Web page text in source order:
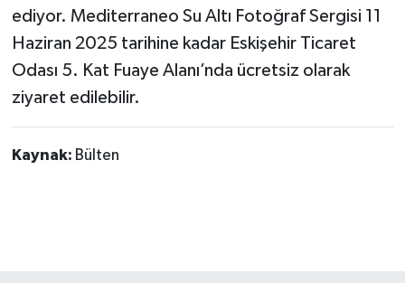
ediyor. Mediterraneo Su Altı Fotoğraf Sergisi 11
Haziran 2025 tarihine kadar Eskişehir Ticaret
Odası 5. Kat Fuaye Alanı’nda ücretsiz olarak
ziyaret edilebilir.
Kaynak: Bülten